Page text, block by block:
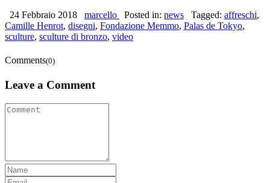
24 Febbraio 2018
marcello Posted in: news Tagged: affreschi,
Camille Henrot, disegni, Fondazione Memmo, Palas de Tokyo,
sculture, sculture di bronzo, video
Comments(0)
Leave a Comment